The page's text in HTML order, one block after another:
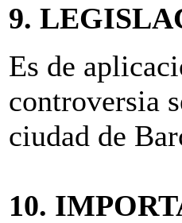
9.
Es de
controversia
ciudad de
10.